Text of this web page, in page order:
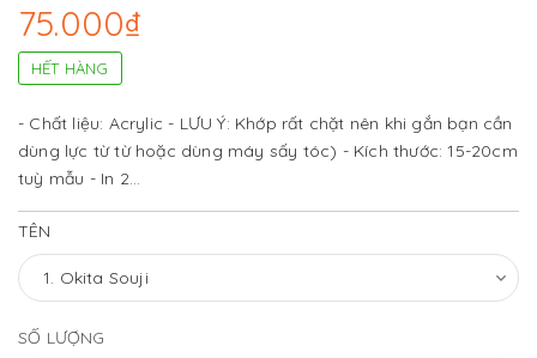
75.000₫
HẾT HÀNG
- Chất liệu: Acrylic - LƯU Ý: Khớp rất chặt nên khi gắn bạn cần
dùng lực từ từ hoặc dùng máy sấy tóc) - Kích thước: 15-20cm
tuỳ mẫu - In 2...
TÊN
SỐ LƯỢNG